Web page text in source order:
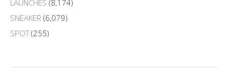
LAUNCHES (8,174)
SNEAKER (6,079)
SPOT(255)